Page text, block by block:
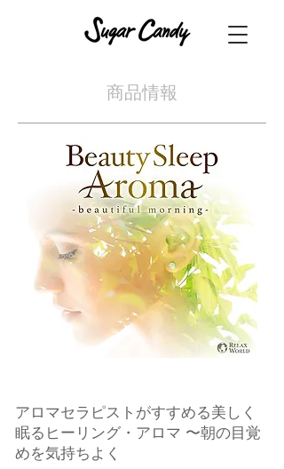
​商品情報
アロマセラピストがすすめる美しく
眠るヒーリング・アロマ 〜朝の目覚
めを気持ちよく